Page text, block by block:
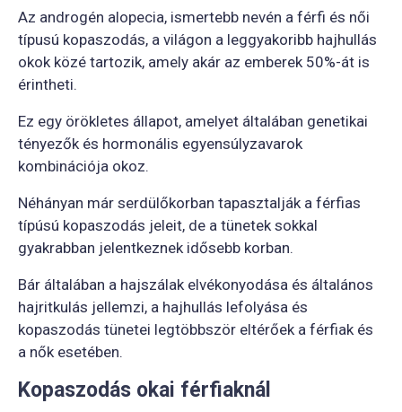
Az androgén alopecia, ismertebb nevén a férfi és női
típusú kopaszodás, a világon a leggyakoribb hajhullás
okok közé tartozik, amely akár az emberek 50%-át is
érintheti.
Ez egy örökletes állapot, amelyet általában genetikai
tényezők és hormonális egyensúlyzavarok
kombinációja okoz.
Néhányan már serdülőkorban tapasztalják a férfias
típúsú kopaszodás jeleit, de a tünetek sokkal
gyakrabban jelentkeznek idősebb korban.
Bár általában a hajszálak elvékonyodása és általános
hajritkulás jellemzi, a hajhullás lefolyása és
kopaszodás tünetei legtöbbször eltérőek a férfiak és
a nők esetében.
Kopaszodás okai férfiaknál